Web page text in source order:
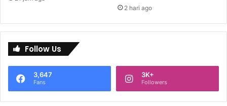
2 hari ago
Follow Us
3,647
Fans
3K+
Followers